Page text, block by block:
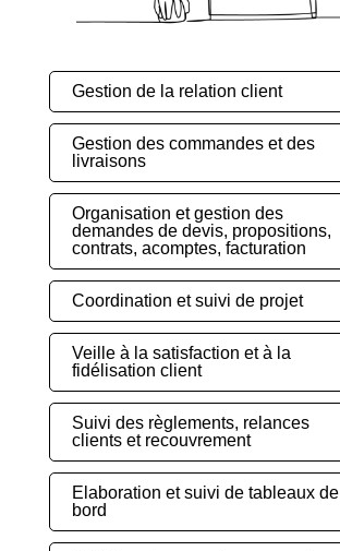
Gestion de la relation client
Gestion des commandes et des
livraisons
Organisation et gestion des
demandes de devis, propositions,
contrats, acomptes, facturation
Coordination et suivi de projet
Veille à la satisfaction et à la
fidélisation client
Suivi des règlements, relances
clients et recouvrement
Elaboration et suivi de tableaux de
bord